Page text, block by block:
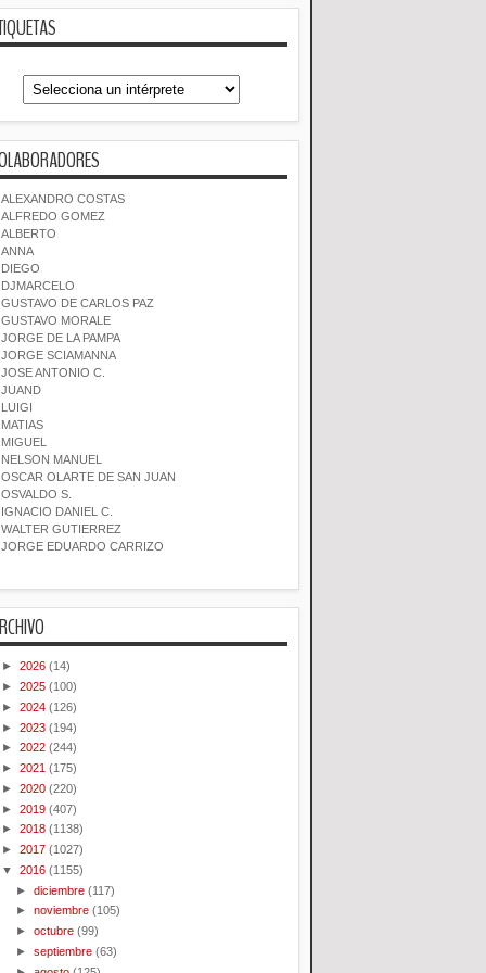
ALEXANDRO COSTAS
ALFREDO GOMEZ
ALBERTO
ANNA
DIEGO
DJMARCELO
GUSTAVO DE CARLOS PAZ
GUSTAVO MORALE
JORGE DE LA PAMPA
JORGE SCIAMANNA
JOSE ANTONIO C.
JUAND
LUIGI
MATIAS
MIGUEL
NELSON MANUEL
OSCAR OLARTE DE SAN JUAN
OSVALDO S.
IGNACIO DANIEL C.
WALTER GUTIERREZ
JORGE EDUARDO CARRIZO
► 2026 (14)
► 2025 (100)
► 2024 (126)
► 2023 (194)
► 2022 (244)
► 2021 (175)
► 2020 (220)
► 2019 (407)
► 2018 (1138)
► 2017 (1027)
▼ 2016 (1155)
►diciembre (117)
►noviembre (105)
►octubre (99)
►septiembre (63)